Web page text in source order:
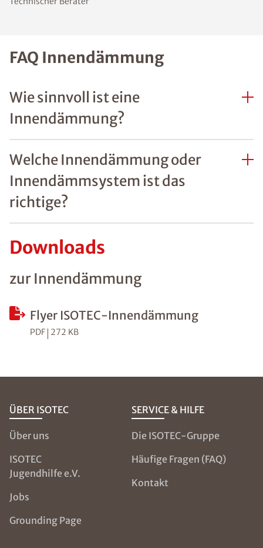
FAQ Innendämmung
Wie sinnvoll ist eine
Innendämmung?
Welche Innendämmung oder
Innendämmsystem ist das
richtige?
Downloads
zur Innendämmung
Flyer ISOTEC-Innendämmung
PDF 272 KB
ÜBER ISOTEC
Über uns
ISOTEC
Jugendhilfe e.V.
Jobs
Grounding Page
SERVICE & HILFE
Die ISOTEC-Gruppe
Häufige Fragen (FAQ)
Kontakt